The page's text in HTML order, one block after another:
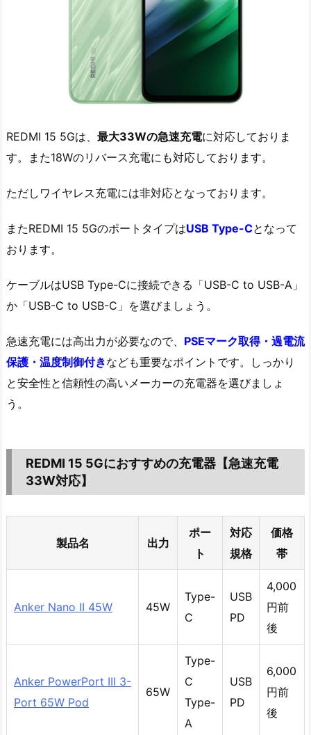
REDMI 15 5Gは、 最大33Wの急速充電に対応しておりま
す。また18Wのリバース充電にも対応しております。
ただしワイヤレス充電には非対応となっております。
またREDMI 15 5GのポートタイプはUSB Type-Cとなって
おります。
ケーブルはUSB Type-Cに接続できる「USB-C to USB-A」
か「USB-C to USB-C」を選びましょう。
急速充電には高出力が必要なので、 PSEマーク取得・過電流
保護・温度制御付きなども重要なポイントです。しっかり
と安全性と信頼性の高いメーカーの充電器を選びましょ
う。
REDMI 15 5Gにおすすめの充電器【急速充電
33W対応】
製品名 出力
ポー
ト
対応
規格
価格
帯
Anker Nano II 45W 45W
Type-
C
USB
PD
4,000
円前
後
Anker PowerPort III 3-
Port 65W Pod
65W
Type-
C
Type-
A
USB
PD
6,000
円前
後